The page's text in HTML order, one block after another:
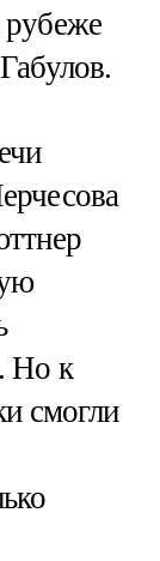
Но к
смогли